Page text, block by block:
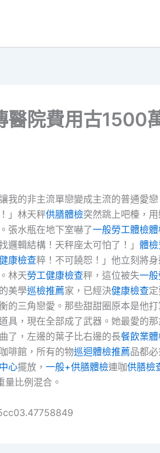
醫院費用古1500
我的非主流單戀變成主流的普通愛
」林天秤供膳體檢突然跳上吧檯，
張水瓶在地下室嚇了一般勞工體檢
邏輯結構！天秤座太可怕了！」 體檢
康檢查粹！不可饒恕！」他立刻將
林天勞工健康檢查秤，這位被失一
的美學巡檢推薦家，已經決健康檢查
的三角戀愛。那些甜甜圈原本是他打
具，現在全部成了武器。她最愛的
了，左邊的葉子比右邊的長餐飲業
啡館，所有的物巡迴體檢推薦品都
心擺放， 一般+供膳體檢連咖供膳檢
量比例混合。